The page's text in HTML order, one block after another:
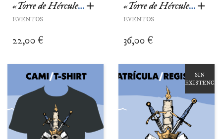
«Torre de Hércules» HEMAG 2026 – Cena Viernes
EVENTOS
22,00 €
«Torre de Hércules» HEMAG 2026 – Cena Sábado
EVENTOS
36,00 €
SIN